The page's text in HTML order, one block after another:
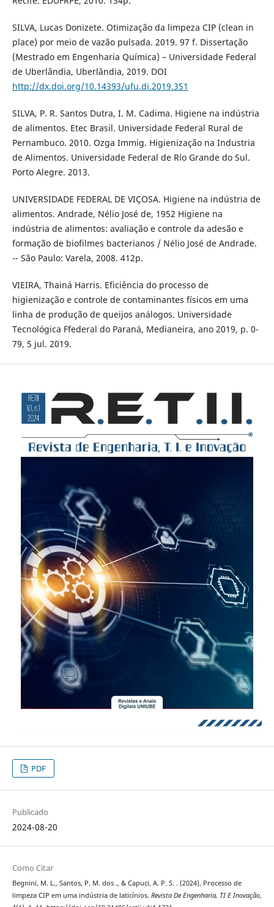
SILVA, Lucas Donizete. Otimização da limpeza CIP (clean in
place) por meio de vazão pulsada. 2019. 97 f. Dissertação
(Mestrado em Engenharia Química) – Universidade Federal
de Uberlândia, Uberlândia, 2019. DOI
http://dx.doi.org/10.14393/ufu.di.2019.351
SILVA, P. R. Santos Dutra, I. M. Cadima. Higiene na indústria
de alimentos. Etec Brasil. Universidade Federal Rural de
Pernambuco. 2010. Ozga Immig. Higienização na Industria
de Alimentos. Universidade Federal de Río Grande do Sul.
Porto Alegre. 2013.
UNIVERSIDADE FEDERAL DE VIÇOSA. Higiene na indústria de
alimentos. Andrade, Nélio José de, 1952 Higiene na
indústria de alimentos: avaliação e controle da adesão e
formação de biofilmes bacterianos / Nélio José de Andrade.
-- São Paulo: Varela, 2008. 412p.
VIEIRA, Thainá Harris. Eficiência do processo de
higienização e controle de contaminantes físicos em uma
linha de produção de queijos análogos. Universidade
Tecnológica Ffederal do Paraná, Medianeira, ano 2019, p. 0-
79, 5 jul. 2019.
PDF
Publicado
2024-08-20
Como Citar
Begnini, M. L., Santos, P. M. dos ., & Capuci, A. P. S. . (2024). Processo de
limpeza CIP em uma indústria de laticínios. Revista De Engenharia, TI E Inovação,